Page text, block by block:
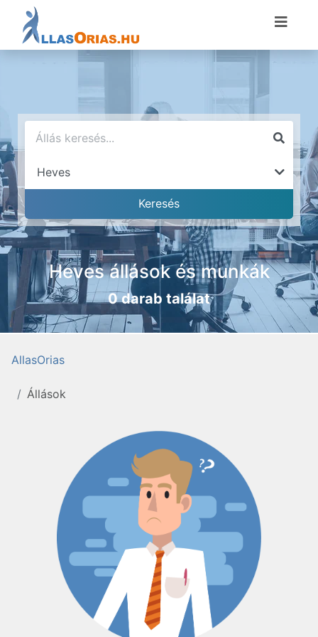
Heves állások és munkák
0 darab találat
AllasOrias
Állások